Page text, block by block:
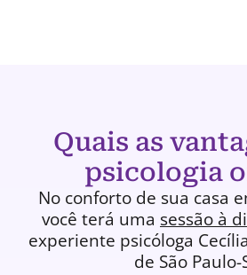
Quais as
psicologia
No conforto de sua casa
você terá uma sessão à
experiente psicóloga
de São Paulo-